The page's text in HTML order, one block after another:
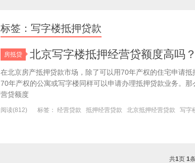
标签：写字楼抵押贷款
房抵贷 北京写字楼抵押经营贷额度高吗
在北京房产抵押贷款市场，除了可以用70年产权的住宅申请
70年产权的公寓或写字楼同样可以申请办理抵押贷款业务。
营贷额度
阅读(812) 标签： 经营贷款 抵押经营贷款 北京抵押经营贷款 写字
共1页 1条